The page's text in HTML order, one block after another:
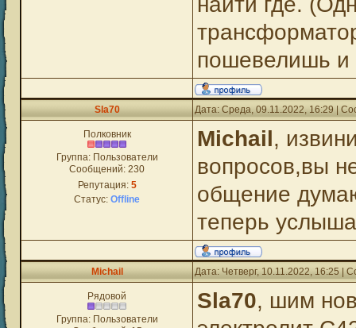
пошевелишь и
Sla70 Дата: Среда, 09.11.2022, 16:29 |
Полковник
Группа: Пользователи
Сообщений: 230
Репутация: 5
Статус: Offline
Michail,
вопросов,вы
общение
теперь
Michail Дата: Четверг, 10.11.2022, 16:25 |
Рядовой
Группа: Пользователи
Sla70, шим